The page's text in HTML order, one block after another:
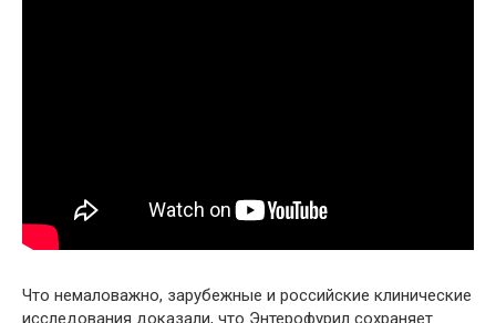
Что немаловажно, зарубежные и российские клинические
исследования доказали, что Энтерофурил сохраняет